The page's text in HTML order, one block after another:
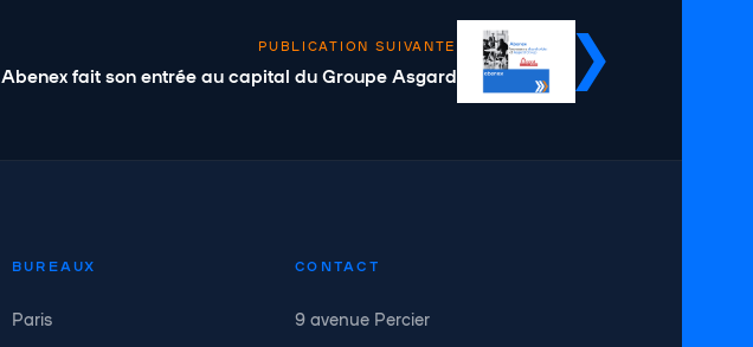
PUBLICATION SUIVANTE
Abenex fait son entrée au capital du Groupe Asgard
BUREAUX
Paris
CONTACT
9 avenue Percier